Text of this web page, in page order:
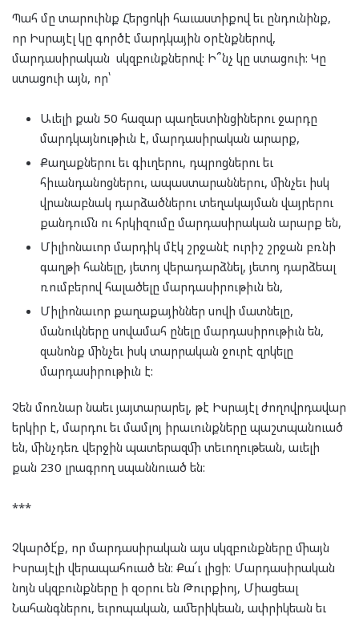
Պահ մը տարուինք Հերցոկի հաւաստիքով եւ ընդունինք,
որ Իսրայէլ կը գործէ մարդկային օրէնքներով,
մարդասիրական սկզբունքներով: Ի՞նչ կը ստացուի: Կը
ստացուի այն, որ՝
Աւելի քան 50 հազար պաղեստինցիներու ջարդը
մարդկայնութիւն է, մարդասիրական արարք,
Քաղաքներու եւ գիւղերու, դպրոցներու եւ
հիւանդանոցներու, ապաստարաններու, մինչեւ իսկ
վրանաբնակ դարձածներու տեղակայման վայրերու
քանդումն ու հրկիզումը մարդասիրական արարք են,
Միլիոնաւոր մարդիկ մէկ շրջանէ ուրիշ շրջան բռնի
գաղթի հանելը, յետոյ վերադարձնել, յետոյ դարձեալ
ռումբերով հալածելը մարդասիրութիւն են,
Միլիոնաւոր քաղաքայիններ սովի մատնելը,
մանուկները սովամահ ընելը մարդասիրութիւն են,
զանոնք մինչեւ իսկ տարրական ջուրէ զրկելը
մարդասիրութիւն է:
Չեն մոռնար նաեւ յայտարարել, թէ Իսրայէլ ժողովրդավար
երկիր է, մարդու եւ մամլոյ իրաւունքները պաշտպանուած
են, մինչդեռ վերջին պատերազմի տեւողութեան, աւելի
քան 230 լրագրող սպաննուած են:
***
Չկարծէ՜ք, որ մարդասիրական այս սկզբունքները միայն
Իսրայէլի վերապահուած են: Քա՜ւ լիցի: Մարդասիրական
նոյն սկզբունքները ի զօրու են Թուրքիոյ, Միացեալ
Նահանգներու, եւրոպական, ամերիկեան, ափրիկեան եւ